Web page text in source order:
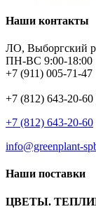
Наши контакты
ЛО, Выборгский
ПН-ВС 9:00-18:00
+7 (911) 005-71-47
+7 (812) 643-20-
+7 (812) 643-20-60
info@greenplant-
Наши поставки
ЦВЕТЫ.